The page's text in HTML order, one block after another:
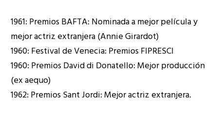
1961: Premios BAFTA: Nominada a mejor película y
mejor actriz extranjera (Annie Girardot)
1960: Festival de Venecia: Premios FIPRESCI
1960: Premios David di Donatello: Mejor producción
(ex aequo)
1962: Premios Sant Jordi: Mejor actriz extranjera.